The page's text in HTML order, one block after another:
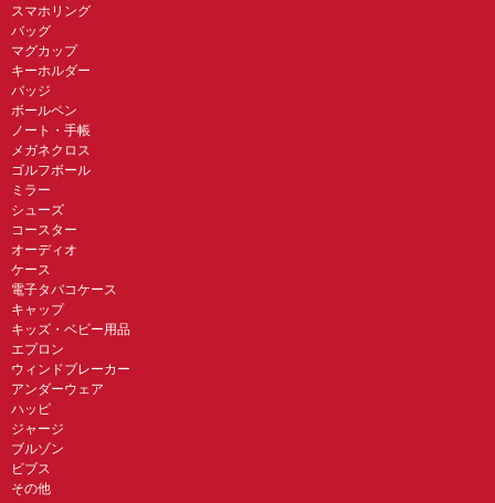
スマホリング
バッグ
マグカップ
キーホルダー
バッジ
ボールペン
ノート・手帳
メガネクロス
ゴルフボール
ミラー
シューズ
コースター
オーディオ
ケース
電子タバコケース
キャップ
キッズ・ベビー用品
エプロン
ウィンドブレーカー
アンダーウェア
ハッピ
ジャージ
ブルゾン
ビブス
その他